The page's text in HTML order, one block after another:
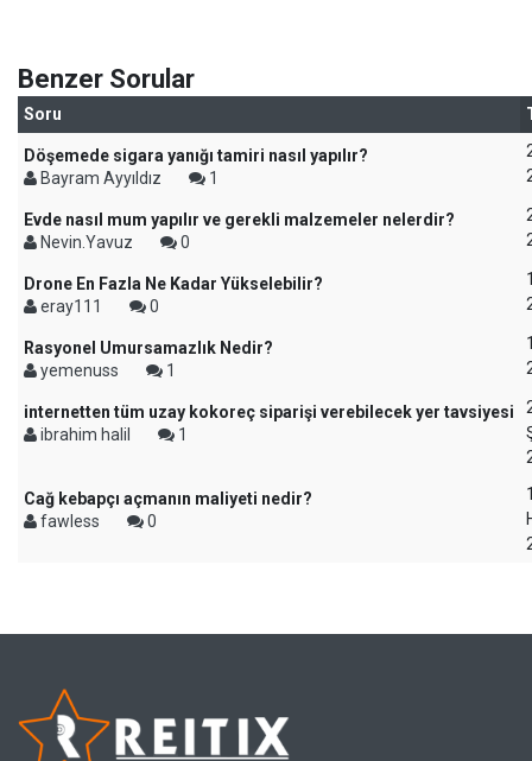
Benzer Sorular
Soru
Döşemede sigara yanığı tamiri nasıl yapılır?
Bayram Ayyıldız
1
Evde nasıl mum yapılır ve gerekli malzemeler nelerdir?
Nevin.Yavuz
0
Drone En Fazla Ne Kadar Yükselebilir?
eray111
0
Rasyonel Umursamazlık Nedir?
yemenuss
1
internetten tüm uzay kokoreç siparişi verebilecek yer tavsiyesi
ibrahim halil
1
Cağ kebapçı açmanın maliyeti nedir?
fawless
0